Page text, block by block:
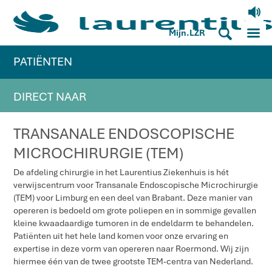
V
Mijn.LZR S M
PATIËNTEN
DIRECT NAAR
TRANSANALE ENDOSCOPISCHE
MICROCHIRURGIE (TEM)
De afdeling chirurgie in het Laurentius Ziekenhuis is hét
verwijscentrum voor Transanale Endoscopische Microchirurgie
(TEM) voor Limburg en een deel van Brabant. Deze manier van
opereren is bedoeld om grote poliepen en in sommige gevallen
kleine kwaadaardige tumoren in de endeldarm te behandelen.
Patiënten uit het hele land komen voor onze ervaring en
expertise in deze vorm van opereren naar Roermond. Wij zijn
hiermee één van de twee grootste TEM-centra van Nederland.